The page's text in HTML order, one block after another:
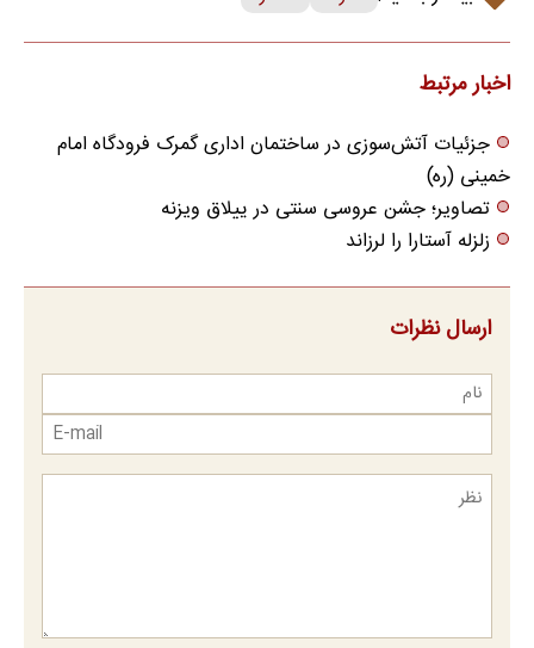
اخبار مرتبط
جزئیات آتش‌سوزی در ساختمان اداری گمرک فرودگاه امام
خمینی (ره)
تصاویر؛ جشن عروسی سنتی در ییلاق ویزنه
زلزله آستارا را لرزاند
ارسال نظرات